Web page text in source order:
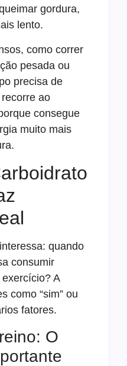
gordura,
lento.
como correr
pesada ou
precisa de
ao
consegue
muito mais
quando
consumir
A
como “sim” ou
fatores.
O